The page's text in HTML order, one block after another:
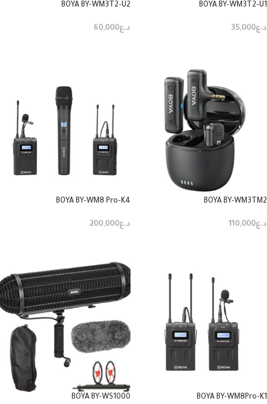
BOYA BY-WM3T2-U1
د.ع35,000
BOYA BY-WM3T2-U2
د.ع60,000
BOYA BY-WM3TM2
د.ع110,000
BOYA BY-WM8 Pro-K4
د.ع200,000
BOYA BY-WM8Pro-K1
BOYA BY-WS1000